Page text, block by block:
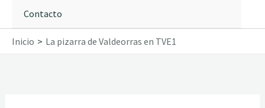
Contacto
Inicio La pizarra de Valdeorras en TVE1